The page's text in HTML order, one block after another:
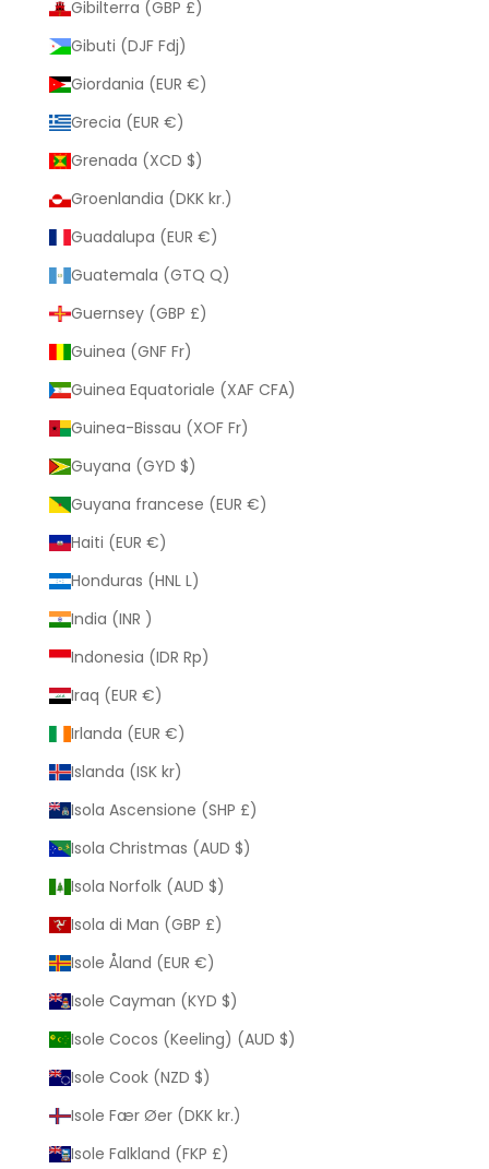
Gibilterra (GBP £)
Gibuti (DJF Fdj)
Giordania (EUR €)
Grecia (EUR €)
Grenada (XCD $)
Groenlandia (DKK kr.)
Guadalupa (EUR €)
Guatemala (GTQ Q)
Guernsey (GBP £)
Guinea (GNF Fr)
Guinea Equatoriale (XAF CFA)
Guinea-Bissau (XOF Fr)
Guyana (GYD $)
Guyana francese (EUR €)
Haiti (EUR €)
Honduras (HNL L)
India (INR ₹)
Indonesia (IDR Rp)
Iraq (EUR €)
Irlanda (EUR €)
Islanda (ISK kr)
Isola Ascensione (SHP £)
Isola Christmas (AUD $)
Isola Norfolk (AUD $)
Isola di Man (GBP £)
Isole Åland (EUR €)
Isole Cayman (KYD $)
Isole Cocos (Keeling) (AUD $)
Isole Cook (NZD $)
Isole Fær Øer (DKK kr.)
Isole Falkland (FKP £)